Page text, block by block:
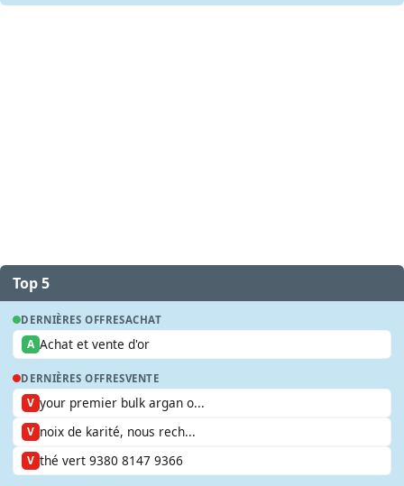
Top 5
DERNIÈRES OFFRESACHAT
A Achat et vente d'or
DERNIÈRES OFFRESVENTE
V your premier bulk argan o...
V noix de karité, nous rech...
V thé vert 9380 8147 9366